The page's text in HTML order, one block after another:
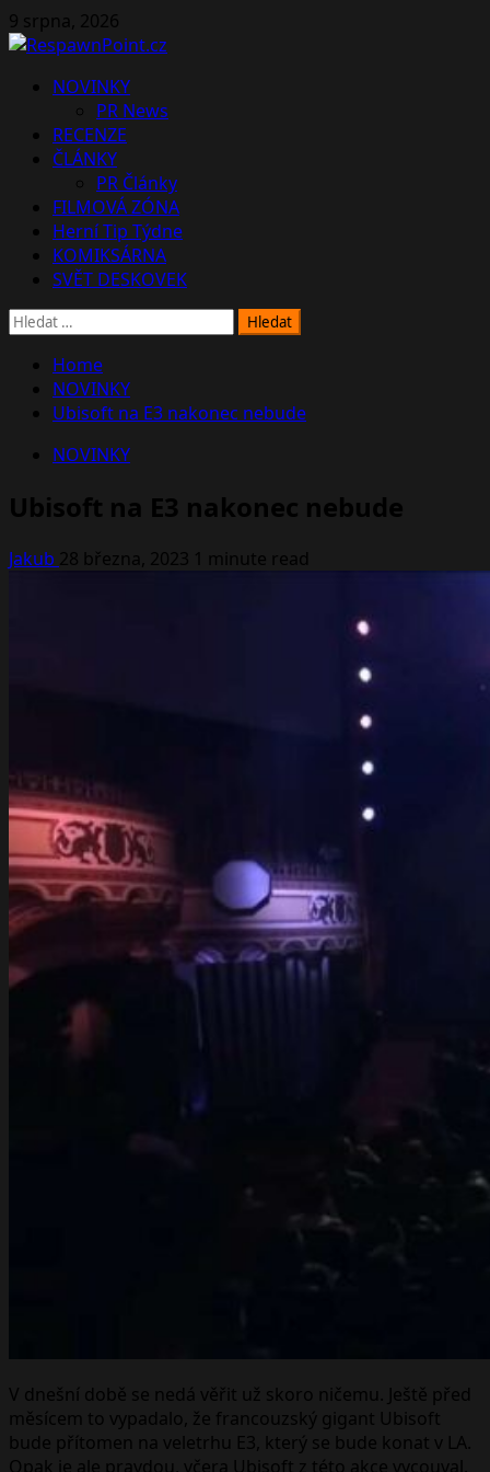
Skip
to
9 srpna, 2026
PrimaryNOVINKY
PR News
RECENZE
ČLÁNKY
PR Články
FILMOVÁ ZÓNA
Herní Tip Týdne
KOMIKSÁRNA
SVĚT DESKOVEK
Vyhledávání
Home
NOVINKY
Ubisoft na E3 nakonec nebude
NOVINKY
Ubisoft na E3 nakonec nebude
Jakub 28 března, 2023 1 minute read
V dnešní době se nedá věřit už skoro ničemu. Ještě před
měsícem to vypadalo, že francouzský gigant Ubisoft
bude přítomen na veletrhu E3, který se bude konat v LA.
Opak je ale pravdou, včera Ubisoft z této akce vycouval.